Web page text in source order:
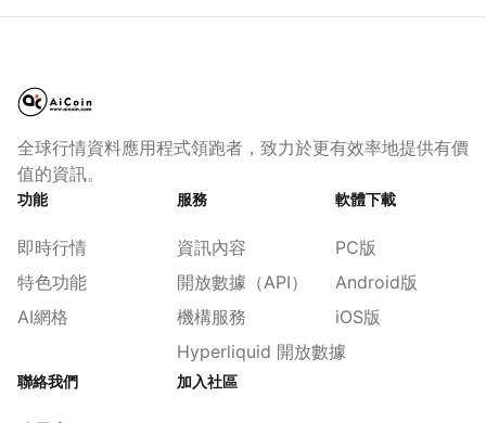
全球行情資料應用程式領跑者，致力於更有效率地提供有價
值的資訊。
功能
即時行情
特色功能
AI網格
服務
資訊內容
開放數據（API）
機構服務
Hyperliquid 開放數據
軟體下載
PC版
Android版
iOS版
聯絡我們 加入社區